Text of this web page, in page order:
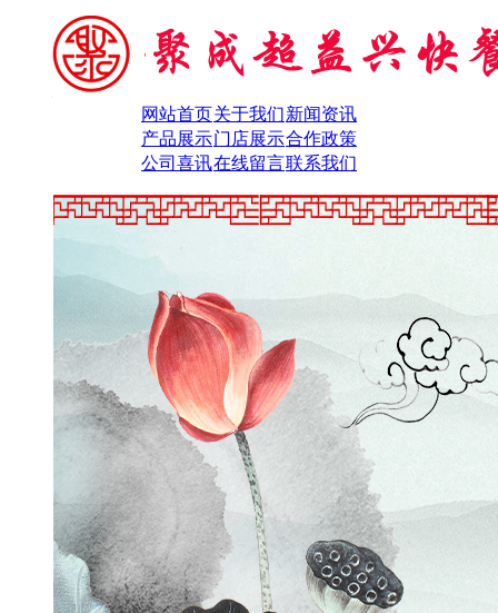
网站首页关于我们新闻资讯
产品展示门店展示合作政策
公司喜讯在线留言联系我们